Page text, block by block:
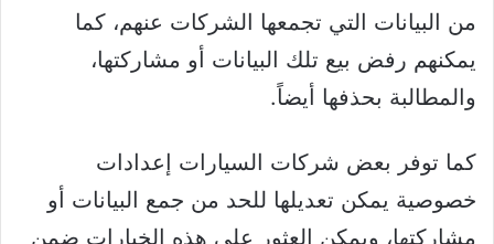
من البيانات التي تجمعها الشركات عنهم، كما
يمكنهم رفض بيع تلك البيانات أو مشاركتها،
والمطالبة بحذفها أيضاً.
كما توفر بعض شركات السيارات إعدادات
خصوصية يمكن تعديلها للحد من جمع البيانات أو
مشاركتها، ويمكن العثور على هذه الخيارات ضمن